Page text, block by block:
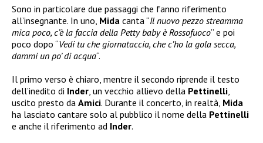
Sono in particolare due passaggi che fanno riferimento
all’insegnante. In uno, Mida canta “Il nuovo pezzo streamma
mica poco, c’è la faccia della Petty baby è Rossofuoco” e poi
poco dopo “Vedi tu che giornataccia, che c’ho la gola secca,
dammi un po’ di acqua“.
Il primo verso è chiaro, mentre il secondo riprende il testo
dell’inedito di Inder, un vecchio allievo della Pettinelli,
uscito presto da Amici. Durante il concerto, in realtà, Mida
ha lasciato cantare solo al pubblico il nome della Pettinelli
e anche il riferimento ad Inder.